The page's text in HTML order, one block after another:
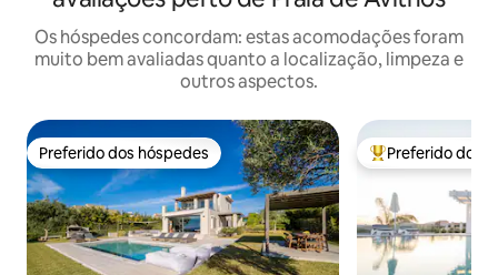
Os hóspedes concordam: estas acomodações foram
muito bem avaliadas quanto a localização, limpeza e
outros aspectos.
Preferido dos hóspedes
Preferido dos hóspedes Entre os
Preferido dos